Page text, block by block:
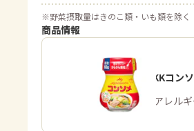
※野菜摂取量はきのこ類・いも類を除く
商品情報
「味の素KKコン
商品・アレル